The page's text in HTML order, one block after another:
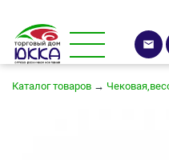
Каталог товаров →